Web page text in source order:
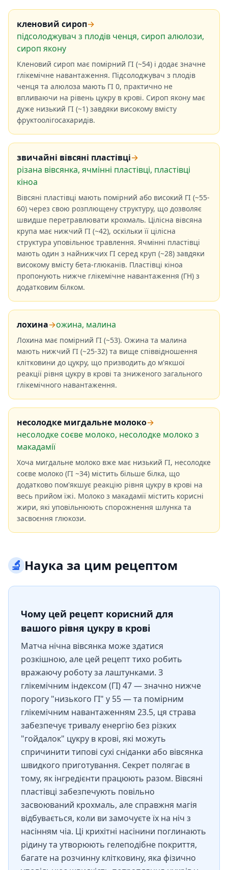
кленовий сироп→
підсолоджувач з плодів ченця, сироп алюлози,
сироп якону
Кленовий сироп має помірний ГІ (~54) і додає значне
глікемічне навантаження. Підсолоджувач з плодів
ченця та алюлоза мають ГІ 0, практично не
впливаючи на рівень цукру в крові. Сироп якону має
дуже низький ГІ (~1) завдяки високому вмісту
фруктоолігосахаридів.
звичайні вівсяні пластівці→
різана вівсянка, ячмінні пластівці, пластівці
кіноа
Вівсяні пластівці мають помірний або високий ГІ (~55-
60) через свою розплющену структуру, що дозволяє
швидше перетравлювати крохмаль. Цілісна вівсяна
крупа має нижчий ГІ (~42), оскільки її цілісна
структура уповільнює травлення. Ячмінні пластівці
мають один з найнижчих ГІ серед круп (~28) завдяки
високому вмісту бета-глюканів. Пластівці кіноа
пропонують нижче глікемічне навантаження (ГН) з
додатковим білком.
лохина→ожина, малина
Лохина має помірний ГІ (~53). Ожина та малина
мають нижчий ГІ (~25-32) та вище співвідношення
клітковини до цукру, що призводить до м'якшої
реакції рівня цукру в крові та зниженого загального
глікемічного навантаження.
несолодке мигдальне молоко→
несолодке соєве молоко, несолодке молоко з
макадамії
Хоча мигдальне молоко вже має низький ГІ, несолодке
соєве молоко (ГІ ~34) містить більше білка, що
додатково пом'якшує реакцію рівня цукру в крові на
весь прийом їжі. Молоко з макадамії містить корисні
жири, які уповільнюють спорожнення шлунка та
засвоєння глюкози.
🔬Наука за цим рецептом
Чому цей рецепт корисний для
вашого рівня цукру в крові
Матча нічна вівсянка може здатися
розкішною, але цей рецепт тихо робить
вражаючу роботу за лаштунками. З
глікемічним індексом (ГІ) 47 — значно нижче
порогу "низького ГІ" у 55 — та помірним
глікемічним навантаженням 23.5, ця страва
забезпечує тривалу енергію без різких
"гойдалок" цукру в крові, які можуть
спричинити типові сухі сніданки або вівсянка
швидкого приготування. Секрет полягає в
тому, як інгредієнти працюють разом. Вівсяні
пластівці забезпечують повільно
засвоюваний крохмаль, але справжня магія
відбувається, коли ви замочуєте їх на ніч з
насінням чіа. Ці крихітні насінини поглинають
рідину та утворюють гелеподібне покриття,
багате на розчинну клітковину, яка фізично